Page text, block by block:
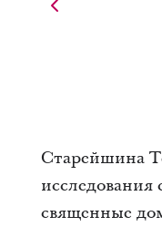
Старейшина
священные